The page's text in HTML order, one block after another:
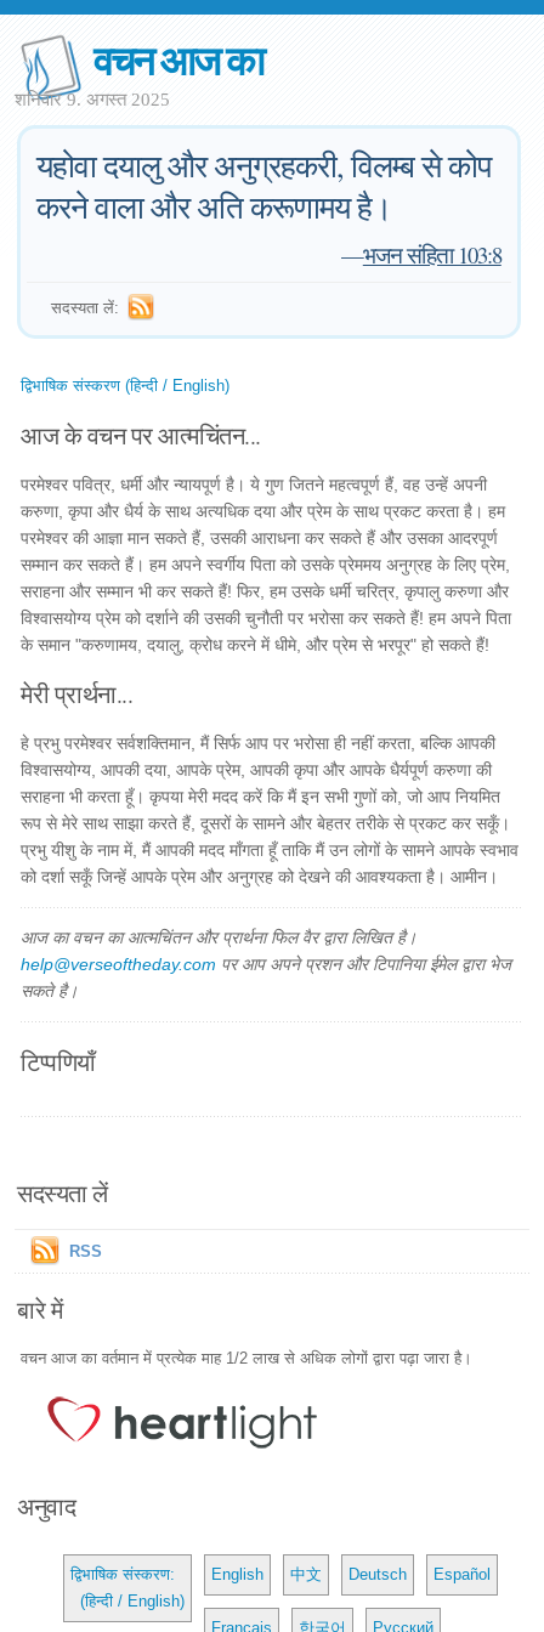
वचन आज का
शनिवार 9. अगस्त 2025
यहोवा दयालु और अनुग्रहकरी, विलम्ब से कोप
करने वाला और अति करूणामय है।
—भजन संहिता 103:8
सदस्यता लें:
द्विभाषिक संस्करण (हिन्दी / English)
आज के वचन पर आत्मचिंतन...
परमेश्वर पवित्र, धर्मी और न्यायपूर्ण है। ये गुण जितने महत्वपूर्ण हैं, वह उन्हें अपनी
करुणा, कृपा और धैर्य के साथ अत्यधिक दया और प्रेम के साथ प्रकट करता है। हम
परमेश्वर की आज्ञा मान सकते हैं, उसकी आराधना कर सकते हैं और उसका आदरपूर्ण
सम्मान कर सकते हैं। हम अपने स्वर्गीय पिता को उसके प्रेममय अनुग्रह के लिए प्रेम,
सराहना और सम्मान भी कर सकते हैं! फिर, हम उसके धर्मी चरित्र, कृपालु करुणा और
विश्वासयोग्य प्रेम को दर्शाने की उसकी चुनौती पर भरोसा कर सकते हैं! हम अपने पिता
के समान "करुणामय, दयालु, क्रोध करने में धीमे, और प्रेम से भरपूर" हो सकते हैं!
मेरी प्रार्थना...
हे प्रभु परमेश्वर सर्वशक्तिमान, मैं सिर्फ आप पर भरोसा ही नहीं करता, बल्कि आपकी
विश्वासयोग्य, आपकी दया, आपके प्रेम, आपकी कृपा और आपके धैर्यपूर्ण करुणा की
सराहना भी करता हूँ। कृपया मेरी मदद करें कि मैं इन सभी गुणों को, जो आप नियमित
रूप से मेरे साथ साझा करते हैं, दूसरों के सामने और बेहतर तरीके से प्रकट कर सकूँ।
प्रभु यीशु के नाम में, मैं आपकी मदद माँगता हूँ ताकि मैं उन लोगों के सामने आपके स्वभाव
को दर्शा सकूँ जिन्हें आपके प्रेम और अनुग्रह को देखने की आवश्यकता है। आमीन।
आज का वचन का आत्मचिंतन और प्रार्थना फिल वैर द्वारा लिखित है।
help@verseoftheday.com पर आप अपने प्रशन और टिपानिया ईमेल द्वारा भेज
सकते है।
टिप्पणियाँ
सदस्यता लें
RSS
बारे में
वचन आज का वर्तमान में प्रत्येक माह 1/2 लाख से अधिक लोगों द्वारा पढ़ा जारा है।
अनुवाद
द्विभाषिक संस्करण:
(हिन्दी / English)
English 中文 Deutsch Español
Français 한국어 Русский